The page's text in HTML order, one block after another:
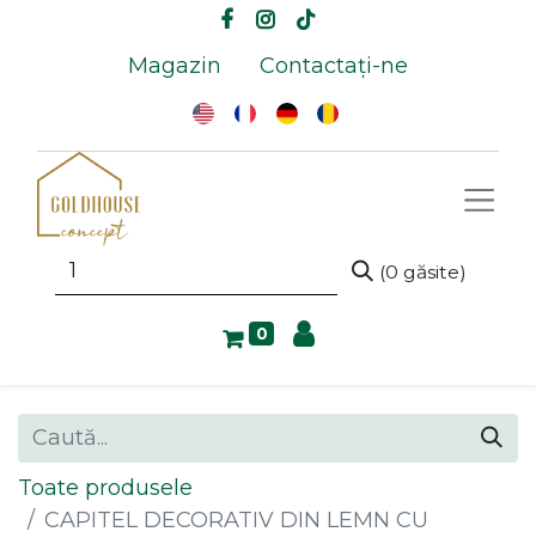
Magazin Contactați-ne
(0 găsite)
0
Toate produsele
CAPITEL DECORATIV DIN LEMN CU